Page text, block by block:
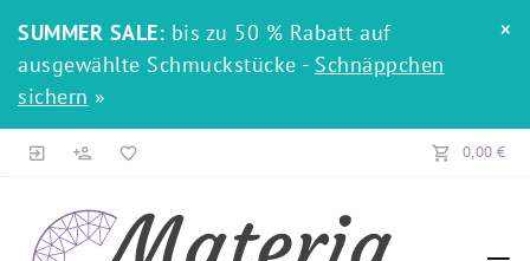
SUMMER SALE: bis zu 50 % Rabatt auf
ausgewählte Schmuckstücke - Schnäppchen
sichern »
×
0,00 €